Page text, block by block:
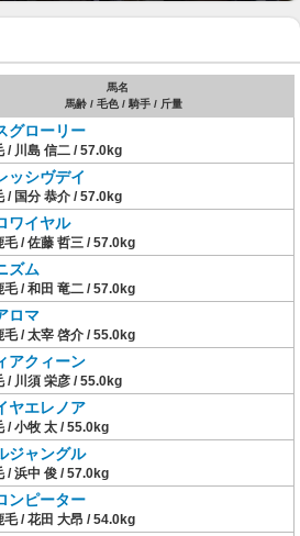
馬名
馬齢 / 毛色 / 騎手 / 斤量
グローリー
/ 川島 信二 / 57.0kg
ッシヴデイ
/ 国分 恭介 / 57.0kg
ワイヤル
毛 / 佐藤 哲三 / 57.0kg
ズム
毛 / 和田 竜二 / 57.0kg
ロマ
毛 / 太宰 啓介 / 55.0kg
アクィーン
/ 川須 栄彦 / 55.0kg
ヤエレノア
/ 小牧 太 / 55.0kg
ジャングル
/ 浜中 俊 / 57.0kg
ンピーター
毛 / 花田 大昂 / 54.0kg